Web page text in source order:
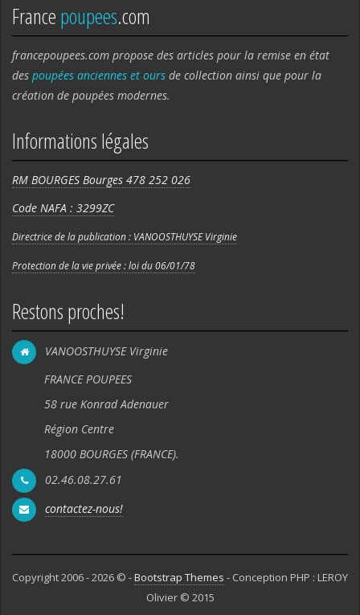
Francepoupees.com
francepoupees.com propose des articles pour la remise en état
des poupées anciennes et ours de collection ainsi que pour la
création de poupées modernes.
Informations légales
RM BOURGES Bourges 478 252 026
Code NAFA : 3299ZC
Directrice de la publication : VANOOSTHUYSE Virginie
Protection de la vie privée : loi du 06/01/78
Restons proches!
VANOOSTHUYSE Virginie
FRANCE POUPEES
58 rue Konrad Adenauer
Région Centre
18000 BOURGES (FRANCE).
02.46.08.27.61
contactez-nous!
Copyright 2006 - 2026 © -Bootstrap Themes - Conception PHP : LEROY
Olivier © 2015